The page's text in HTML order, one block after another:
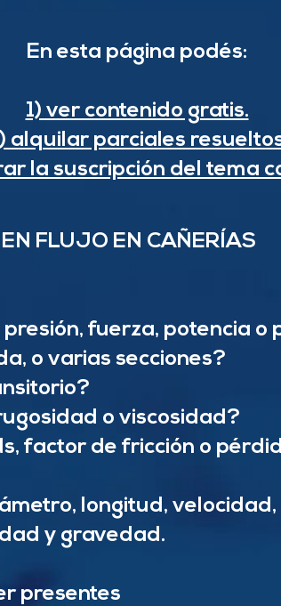
FLUJO EN CAÑERÍAS
fuerza, potencia o
o varias secciones?
o viscosidad?
factor de fricción o
longitud,
y gravedad.
presentes
En esta página podés:
1) ver contenido gratis.
alquilar parciales
la suscripción del tema